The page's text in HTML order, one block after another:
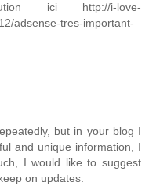
ici http://i-love-
adsense-tres-important-
but in your blog I
and unique information, I
I would like to suggest
on updates.